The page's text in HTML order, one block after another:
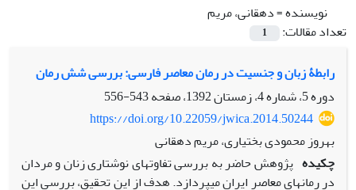
نویسنده =دهقانی، مریم
تعداد مقالات:
1
رابطۀ زبان و جنسیت در رمان معاصر فارسی: بررسی شش رمان
دوره 5، شماره 4، زمستان 1392، صفحه
543-556
https://doi.org/10.22059/jwica.2014.50244
بهروز محمودی بختیاری، مریم دهقانی
چکیده پژوهش حاضر به بررسی تفاوت‏های نوشتاری زنان و مردان
در رمان‏های معاصر ایران می‏پردازد. هدف از این تحقیق، بررسی این